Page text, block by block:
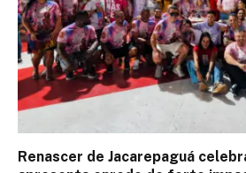
Renascer de Jacarepaguá